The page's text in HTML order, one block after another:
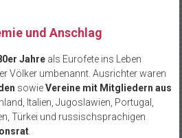
und Anschlag
Jahreals Eurofete ins Leben
Völker umbenannt. Ausrichter waren
sowieVereine mit Mitgliedern aus
Italien, Jugoslawien, Portugal,
Türkei und russischsprachigen
.